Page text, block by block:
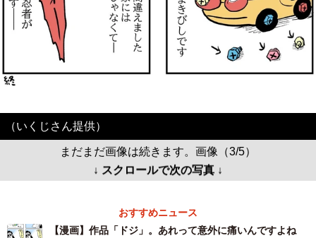
（いくじさん提供）
まだまだ画像は続きます。画像（3/5）
↓ スクロールで次の写真 ↓
おすすめニュース
【漫画】作品「ドジ」。あれって意外に痛いんですよね